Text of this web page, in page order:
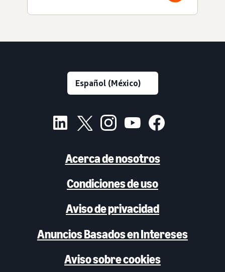
Acerca de nosotros
Condiciones de uso
Aviso de privacidad
Anuncios Basados en Intereses
Aviso sobre cookies